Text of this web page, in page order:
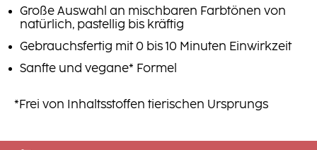
Große Auswahl an mischbaren Farbtönen von
natürlich, pastellig bis kräftig
Gebrauchsfertig mit 0 bis 10 Minuten Einwirkzeit
Sanfte und vegane* Formel
*Frei von Inhaltsstoffen tierischen Ursprungs